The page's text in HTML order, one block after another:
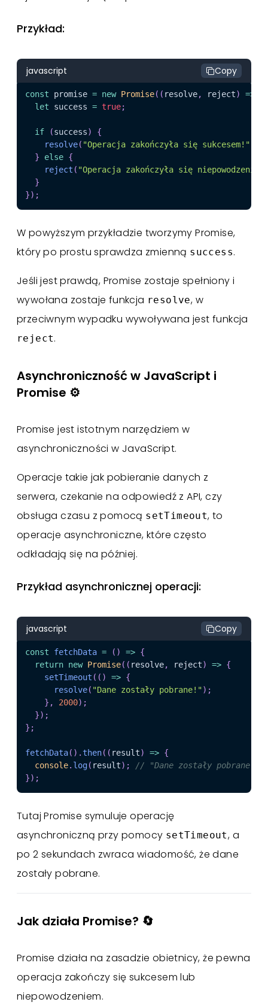
Przykład:
javascript Copy
const promise = new Promise( ( resolve, reject) =>
let success = true;
if (success)
{
resolve( "Operacja zakończyła się sukcesem!"
}
else {
reject ( "Operacja zakończyła się
}
}) ;
W powyższym przykładzie tworzymy Promise,
który po prostu sprawdza zmienną success.
Jeśli jest prawdą, Promise zostaje spełniony i
wywołana zostaje funkcja resolve, w
przeciwnym wypadku wywoływana jest funkcja
reject.
Asynchroniczność w JavaScript i
Promise ⚙️
Promise jest istotnym narzędziem w
asynchroniczności w JavaScript.
Operacje takie jak pobieranie danych z
serwera, czekanie na odpowiedź z API, czy
obsługa czasu z pomocą setTimeout, to
operacje asynchroniczne, które często
odkładają się na później.
Przykład asynchronicznej operacji:
javascript Copy
const fetchData = ( ) => {
return new Promise( ( resolve, reject) => {
setTimeout ( ( ) => {
resolve( "Dane zostały pobrane!") ;
} , 2000) ;
}) ;
} ;
fetchData( ) . then( ( result) => {
console. log( result) ;
// "Dane zostały pobrane!"
}) ;
Tutaj Promise symuluje operację
asynchroniczną przy pomocy setTimeout, a
po 2 sekundach zwraca wiadomość, że dane
zostały pobrane.
Jak działa Promise? 🔄
Promise działa na zasadzie obietnicy, że pewna
operacja zakończy się sukcesem lub
niepowodzeniem.